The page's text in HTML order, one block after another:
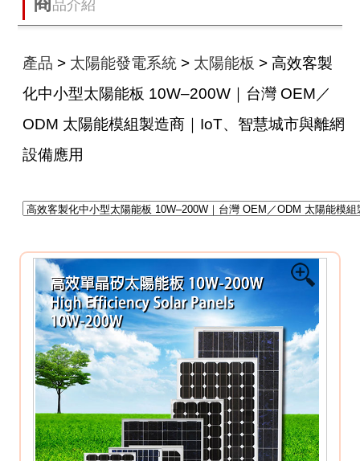
品介紹
產品 > 太陽能發電系統 > 太陽能板 > 高效客製
化中小型太陽能板 10W–200W｜台灣 OEM／
ODM 太陽能模組製造商｜IoT、智慧城市與離網
設備應用